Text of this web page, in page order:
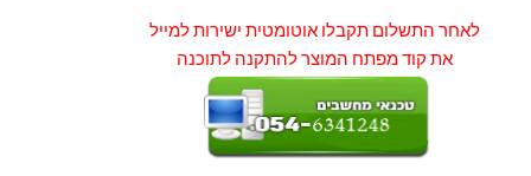
לאחר התשלום תקבלו אוטומטית ישירות למייל
את קוד מפתח המוצר להתקנה לתוכנה